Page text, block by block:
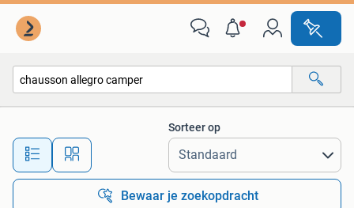
Alle afstanden…
Sorteer op
Bewaar je zoekopdracht